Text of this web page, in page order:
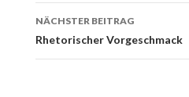
NÄCHSTER BEITRAG
Rhetorischer Vorgeschmack